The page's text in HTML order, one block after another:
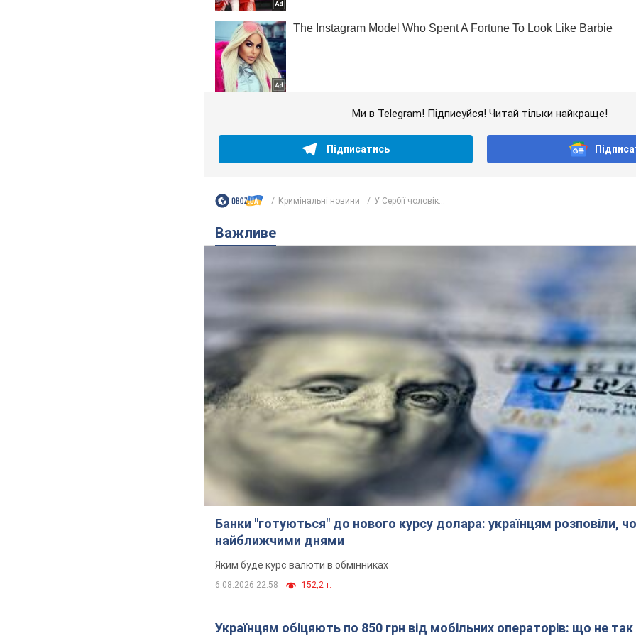
Ми в Telegram! Підписуйся! Читай тільки найкраще!
Підписатись
Кримінальні новини У Сербії чоловік...
Важливе
Банки "готуються" до нового курсу долара: українцям розповіли,
найближчими днями
Яким буде курс валюти в обмінниках
6.08.2026 22:58 152,2 т.
Українцям обіцяють по 850 грн від мобільних операторів: що не так